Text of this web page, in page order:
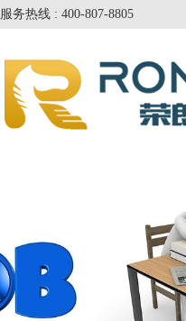
服务热线 : 400-807-8805